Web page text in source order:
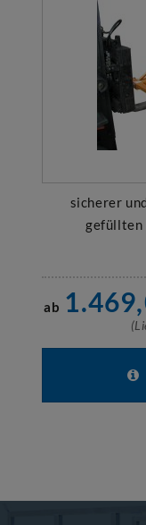
sicherer
gefüllten
ab